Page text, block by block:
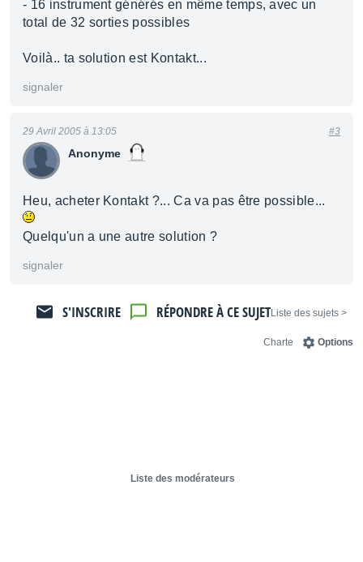
- 16 instrument générés en même temps, avec un
total de 32 sorties possibles
Voilà.. ta solution est Kontakt...
signaler
Anonyme
29 Avril 2005 à 13:05 #3
Heu, acheter Kontakt ?... Ca va pas être possible...
Quelqu'un a une autre solution ?
signaler
< Liste des sujets
RÉPONDRE À CE SUJET
S'INSCRIRE
Options
Charte
Liste des modérateurs